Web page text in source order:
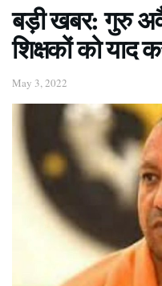
बड़ी खबर: गुरु
शिक्षकों को याद
May 3, 2022